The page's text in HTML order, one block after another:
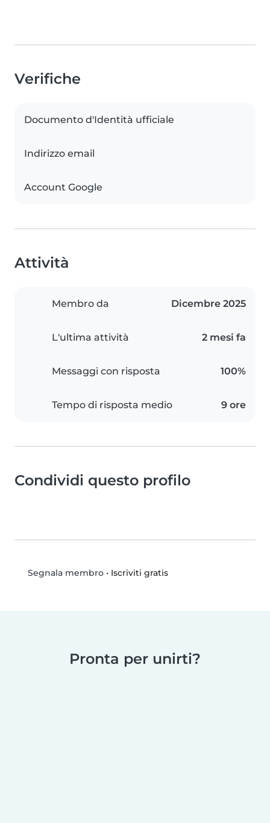
Verifiche
Documento d'Identità ufficiale
Indirizzo email
Account Google
Attività
Membro da Dicembre 2025
L'ultima attività 2 mesi fa
Messaggi con risposta 100%
Tempo di risposta medio 9 ore
Condividi questo profilo
Segnala membro• Iscriviti gratis
Pronta per unirti?